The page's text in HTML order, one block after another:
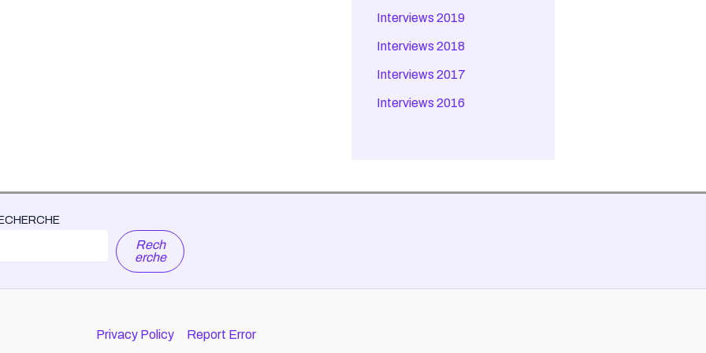
Interviews 2019
Interviews 2018
Interviews 2017
Interviews 2016
Rech
erche
Privacy Policy Report Error